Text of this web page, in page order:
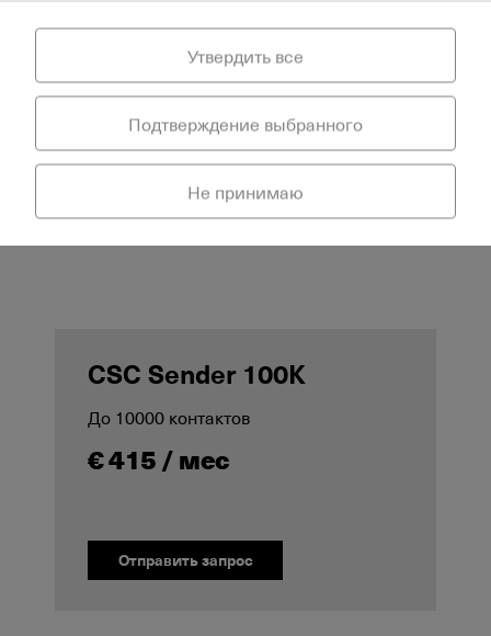
До 50000 контактов
€ 285 / мес
Отправить запрос
CSC Sender 100K
До 10000 контактов
€ 415 / мес
Отправить запрос
Не принимаю
Подтверждение выбранного
Утвердить все